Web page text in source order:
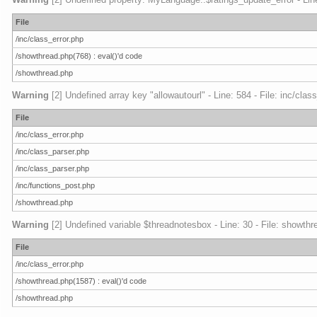
File
/inc/class_error.php
/showthread.php(768) : eval()'d code
/showthread.php
Warning [2] Undefined array key "allowautourl" - Line: 584 - File: inc/
File
/inc/class_error.php
/inc/class_parser.php
/inc/class_parser.php
/inc/functions_post.php
/showthread.php
Warning [2] Undefined variable $threadnotesbox - Line: 30 - File:
File
/inc/class_error.php
/showthread.php(1587) : eval()'d code
/showthread.php